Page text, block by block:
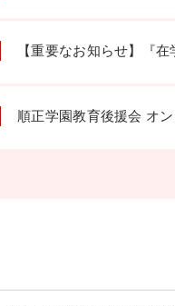
【重要なお知らせ】『
順正学園教育後援会 オ